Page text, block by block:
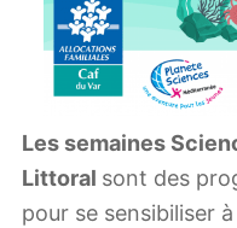
Les semaines
Littoral sont des
pour se sensibiliser